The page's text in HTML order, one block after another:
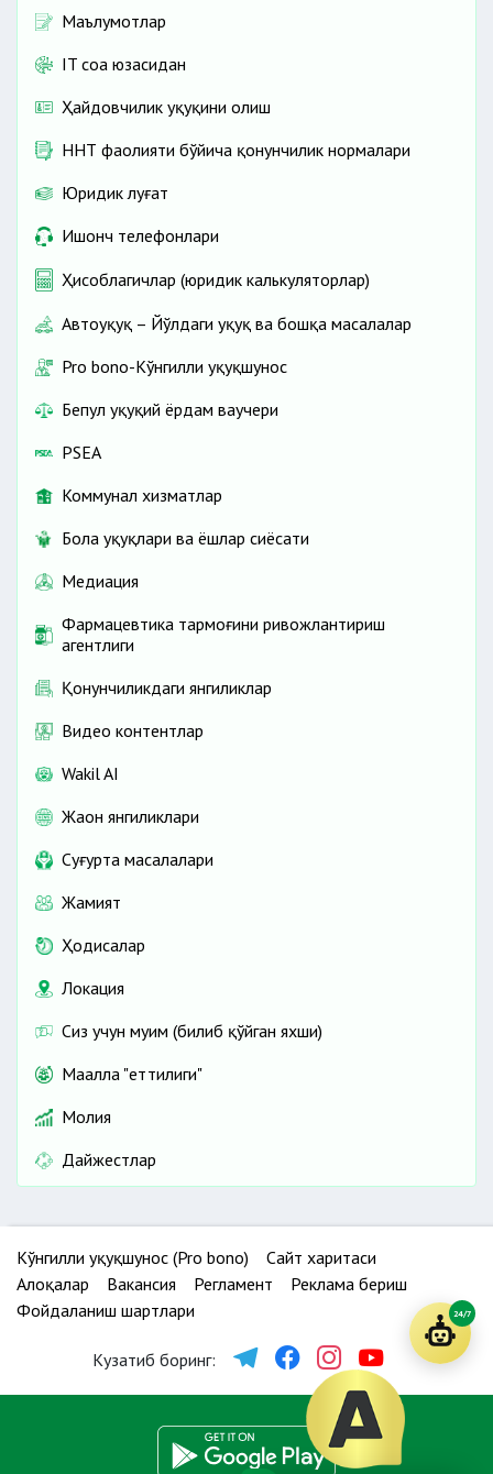
Маълумотлар
IT соҳа юзасидан
Ҳайдовчилик ҳуқуқини олиш
ННТ фаолияти бўйича қонунчилик нормалари
Юридик луғат
Ишонч телефонлари
Ҳисоблагичлар (юридик калькуляторлар)
Автоҳуқуқ – Йўлдаги ҳуқуқ ва бошқа масалалар
Pro bono-Кўнгилли ҳуқуқшунос
Бепул ҳуқуқий ёрдам ваучери
PSEA
Коммунал хизматлар
Бола ҳуқуқлари ва ёшлар сиёсати
Медиация
Фармацевтика тармоғини ривожлантириш
агентлиги
Қонунчиликдаги янгиликлар
Видео контентлар
Wakil AI
Жаҳон янгиликлари
Cуғурта масалалари
Жамият
Ҳодисалар
Локация
Сиз учун муҳим (билиб қўйган яхши)
Маҳалла "еттилиги"
Молия
Дайжестлар
Кўнгилли ҳуқуқшунос (Pro bono)
Сайт харитаси
Алоқалар
Вакансия Регламент
Реклама бериш
Фойдаланиш шартлари
Кузатиб боринг:
24/7